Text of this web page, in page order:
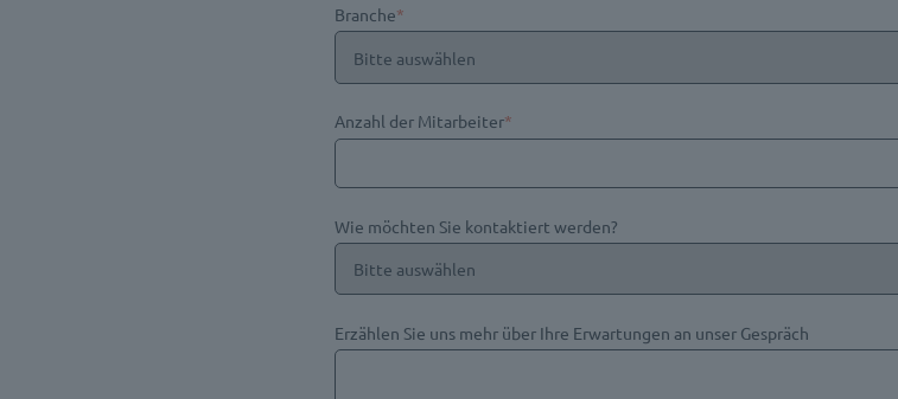
Branche*
Anzahl der Mitarbeiter*
Wie möchten Sie kontaktiert werden?
Erzählen Sie uns mehr über Ihre Erwartungen an unser Gespräch